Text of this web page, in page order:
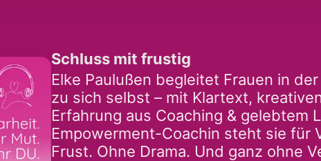
Schluss mit frustig
Elke Paulußen begleitet Frauen in
zu sich selbst – mit Klartext,
Erfahrung aus Coaching & gelebtem
Empowerment-Coachin steht sie für
Frust. Ohne Drama. Und ganz ohne